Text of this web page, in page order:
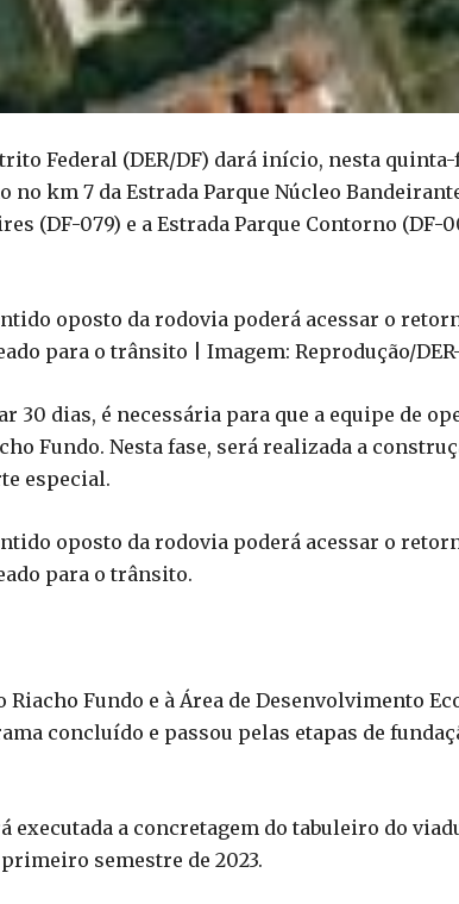
Federal (DER/DF) dará início, nesta quinta-
km 7 da Estrada Parque Núcleo
(DF-079) e a Estrada Parque Contorno (DF-
oposto da rodovia poderá acessar o
para o trânsito | Imagem: Reprodução/
30 dias, é necessária para que a equipe de
Fundo. Nesta fase, será realizada a
especial.
oposto da rodovia poderá acessar o
para o trânsito.
Fundo e à Área de Desenvolvimento
concluído e passou pelas etapas de
executada a concretagem do tabuleiro do
semestre de 2023.